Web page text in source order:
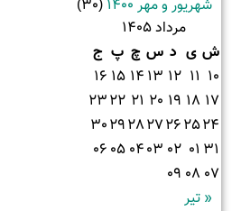
شهریور و مهر 1400
(30)
مرداد 1405
ش ی د س چ پ ج
10
11
12
13
14
15
16
17
18
19
20
21
22
23
24
25
26
27
28
29
30
31
01
02
03
04
05
06
07
08
09
« تیر